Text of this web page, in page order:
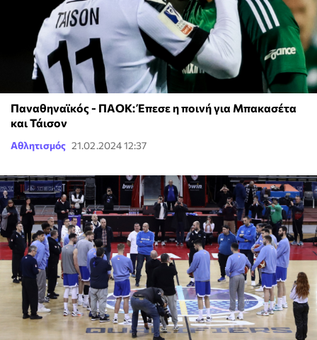
Παναθηναϊκός - ΠΑΟΚ: Έπεσε η ποινή για Μπακασέτα
και Τάισον
Αθλητισμός 21.02.2024 12:37